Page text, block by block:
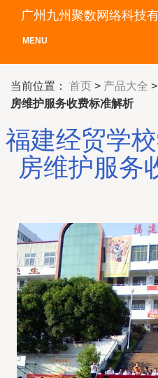
广州九州聚数网络科技
MENU
当前位置： 首页 > 产品大全 >
房维护服务收费标准解析
福建经贸学
房维护服务